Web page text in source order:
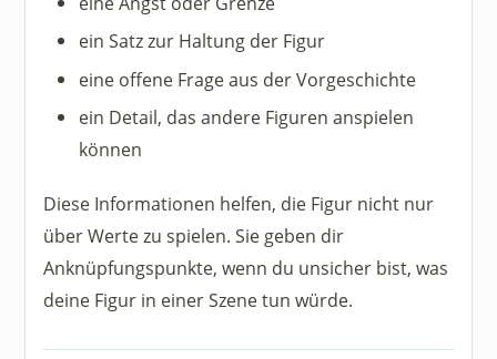
ein Satz zur Haltung der Figur
eine offene Frage aus der Vorgeschichte
ein Detail, das andere Figuren anspielen
können
Diese Informationen helfen, die Figur nicht nur
über Werte zu spielen. Sie geben dir
Anknüpfungspunkte, wenn du unsicher bist, was
deine Figur in einer Szene tun würde.